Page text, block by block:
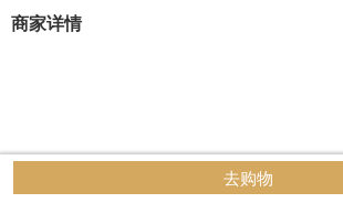
商家详情
去购物